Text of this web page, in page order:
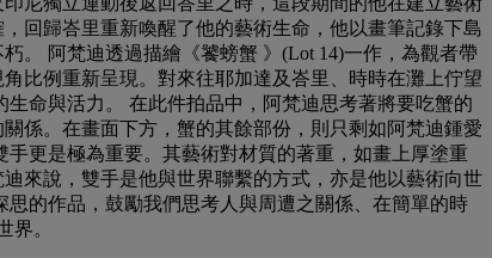
回歸峇里重新喚醒了他的藝術生命，他以畫筆記錄下島
。 阿梵迪透過描繪《饕螃蟹 》(Lot 14)一作，為觀者帶
比例重新呈現。對來往耶加達及峇里、時時在灘上佇望
命與活力。 在此件拍品中，阿梵迪思考著將要吃蟹的
係。在畫面下方，蟹的其餘部份，則只剩如阿梵迪鍾愛
更是極為重要。其藝術對材質的著重，如畫上厚塗重
來說，雙手是他與世界聯繫的方式，亦是他以藝術向世
的作品，鼓勵我們思考人與周遭之關係、在簡單的時
界。